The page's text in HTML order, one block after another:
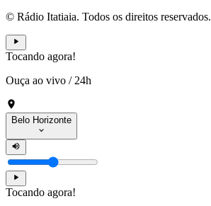
© Rádio Itatiaia. Todos os direitos reservados.
Tocando agora!
Ouça ao vivo / 24h
Belo Horizonte
Tocando agora!